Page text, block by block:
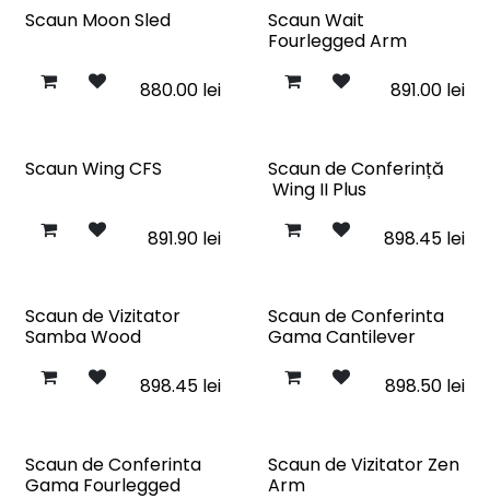
Scaun Moon Sled
880.00 lei
Scaun Wait
Fourlegged Arm
891.00lei
Scaun Wing CFS
891.90 lei
Scaun de Conferință
Wing II Plus
898.45lei
Scaun de Vizitator
Samba Wood
898.45 lei
Scaun de Conferinta
Gama Cantilever
898.50lei
Scaun de Conferinta
Gama Fourlegged
Scaun de Vizitator Zen
Arm